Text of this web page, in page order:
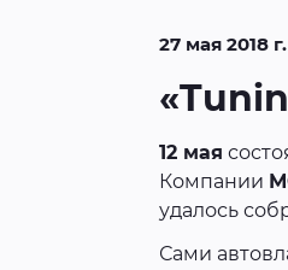
27 мая 2018 г.
12 мая
Компании
удалось
Сами